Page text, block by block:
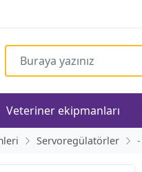
Veteriner ekipmanları
Servoregülatörler -